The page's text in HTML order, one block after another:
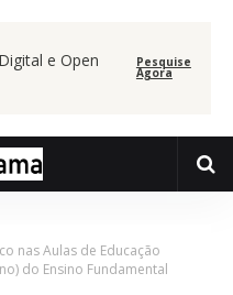
e Open Pesquise
Agora
nas Aulas de Educação
do Ensino Fundamental